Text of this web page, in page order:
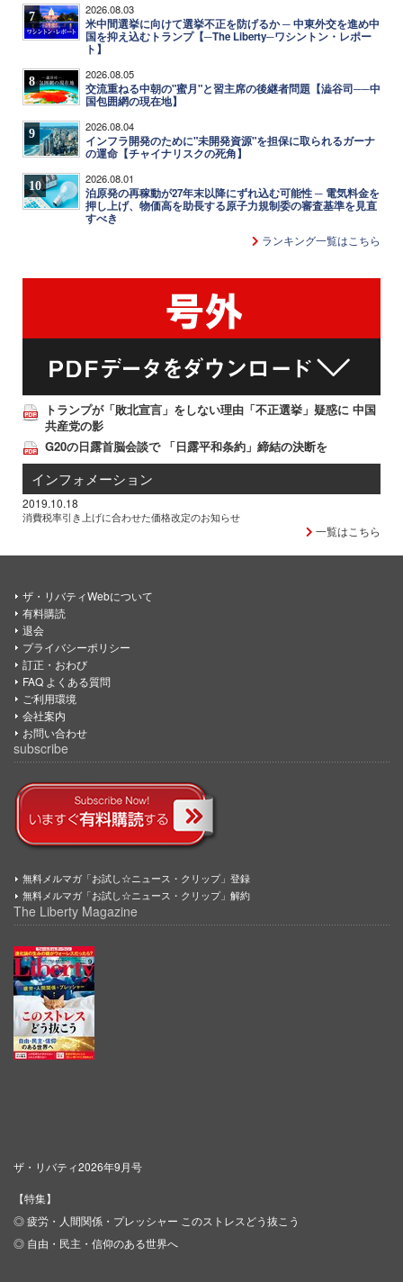
7 2026.08.03
米中間選挙に向けて選挙不正を防げるか ─ 中東外交を進め中
国を抑え込むトランプ【─The Liberty─ワシントン・レポー
ト】
8 2026.08.05
交流重ねる中朝の"蜜月"と習主席の後継者問題【澁谷司──中
国包囲網の現在地】
9 2026.08.04
インフラ開発のために"未開発資源"を担保に取られるガーナ
の運命【チャイナリスクの死角】
10 2026.08.01
泊原発の再稼動が27年末以降にずれ込む可能性 ─ 電気料金を
押し上げ、物価高を助長する原子力規制委の審査基準を見直
すべき
ランキング一覧はこちら
トランプが「敗北宣言」をしない理由「不正選挙」疑惑に 中国
共産党の影
G20の日露首脳会談で 「日露平和条約」締結の決断を
インフォメーション
2019.10.18
消費税率引き上げに合わせた価格改定のお知らせ
一覧はこちら
ザ・リバティWebについて
有料購読
退会
プライバシーポリシー
訂正・おわび
FAQ よくある質問
ご利用環境
会社案内
お問い合わせ
subscribe
無料メルマガ「お試し☆ニュース・クリップ」登録
無料メルマガ「お試し☆ニュース・クリップ」解約
The Liberty Magazine
ザ・リバティ2026年9月号
【特集】
◎ 疲労・人間関係・プレッシャー このストレスどう抜こう
◎ 自由・民主・信仰のある世界へ